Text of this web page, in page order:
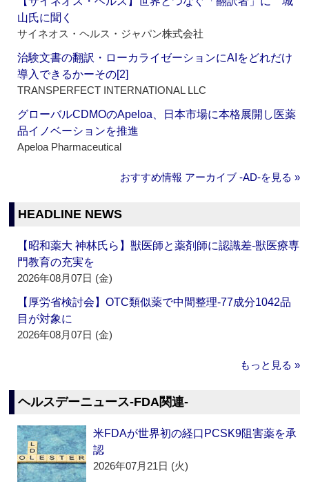
山氏に聞く
サイネオス・ヘルス・ジャパン株式会社
治験文書の翻訳・ローカライゼーションにAIをどれだけ
導入できるかーその[2]
TRANSPERFECT INTERNATIONAL LLC
グローバルCDMOのApeloa、日本市場に本格展開し医薬
品イノベーションを推進
Apeloa Pharmaceutical
おすすめ情報 アーカイブ ‐AD‐を見る »
HEADLINE NEWS
【昭和薬大 神林氏ら】獣医師と薬剤師に認識差‐獣医療専
門教育の充実を
2026年08月07日 (金)
【厚労省検討会】OTC類似薬で中間整理‐77成分1042品
目が対象に
2026年08月07日 (金)
もっと見る »
ヘルスデーニュース‐FDA関連‐
米FDAが世界初の経口PCSK9阻害薬を承
認
2026年07月21日 (火)